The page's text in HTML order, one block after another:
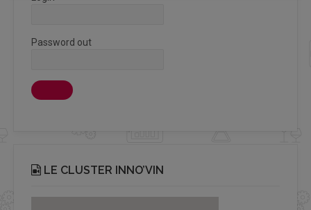
Password out
LE CLUSTER INNO’VIN